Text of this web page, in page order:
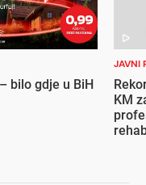
bilo gdje u BiH
JAVNI
KM